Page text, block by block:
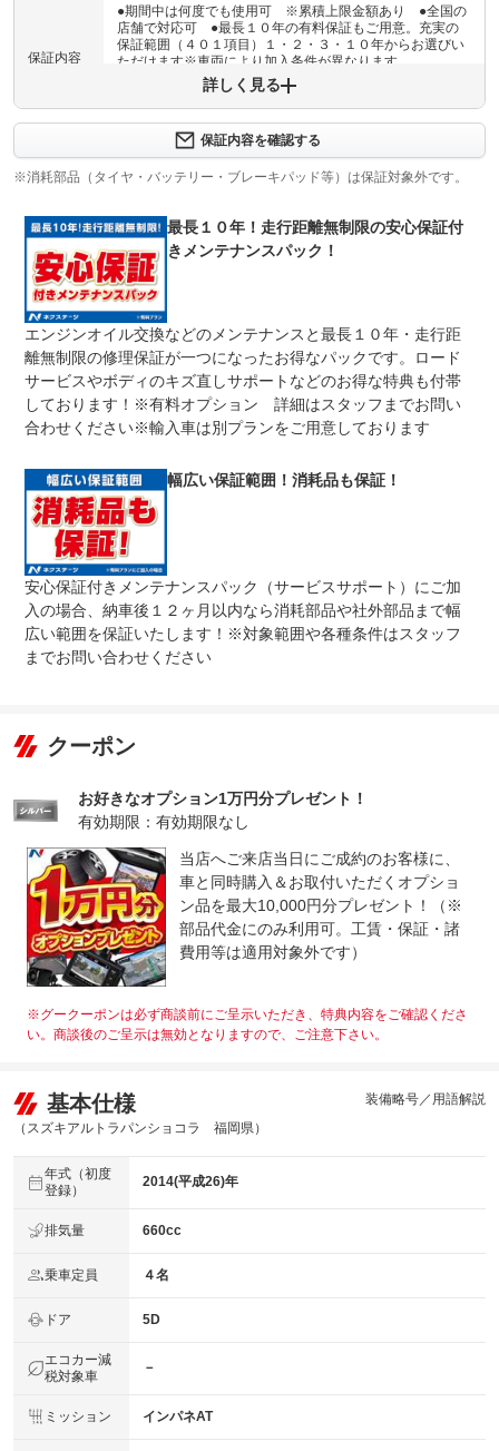
保証内容
●期間中は何度でも使用可 ※累積上限金額あり ●全国の
店舗で対応可 ●最長１０年の有料保証もご用意。充実の
保証範囲（４０１項目）１・２・３・１０年からお選びい
ただけます※車両により加入条件が異なります
保証項目
３ヶ月・３０００ｋｍ以内ならエンジン、トランスミッシ
ョン、ハイブリッド、ステアリング、ブレーキの各機構に
おける主要項目を無償修理（または交換）いたします。
修理回数 無制限
上限金額
限度額無制限
期間中は何度でも修理可能！修理金額は車両本体価格の１
００％までしっかり保証します。車両本体価格５０万円以
下の場合は５０万円まで保証します。
免責金
無し
保証修理の対象となる場合は、お客様の費用負担は一切ご
ざいません。
保証修理
受付先
全国のネクステージで受付可能！ご遠方でネクステージに
持ち込めないお客様も保証修理はお受け頂けます。詳細
法定整備
整備付 法定12ヶ月または法定24ヶ月点検整備付
※車検なし・車検整備付の場合は法定24ヶ月点検整備付
※商用車は6ヶ月または12ヶ月点検整備付
法定整備
について
１．契約後～納車までに法定点検を実施致します。 ２．
支払総額に整備代金を含んでおります。 ３．点検記録簿
が発行されます。
詳しく見る
保証内容を確認する
※消耗部品（タイヤ・バッテリー・ブレーキパッド等）は保証対象外です。
最長１０年！走行距離無制限の安心保証付
きメンテナンスパック！
エンジンオイル交換などのメンテナンスと最長１０年・走行距
離無制限の修理保証が一つになったお得なパックです。ロード
サービスやボディのキズ直しサポートなどのお得な特典も付帯
しております！※有料オプション 詳細はスタッフまでお問い
合わせください※輸入車は別プランをご用意しております
幅広い保証範囲！消耗品も保証！
安心保証付きメンテナンスパック（サービスサポート）にご加
入の場合、納車後１２ヶ月以内なら消耗部品や社外部品まで幅
広い範囲を保証いたします！※対象範囲や各種条件はスタッフ
までお問い合わせください
クーポン
お好きなオプション1万円分プレゼント！
有効期限：有効期限なし
当店へご来店当日にご成約のお客様に、
車と同時購入＆お取付いただくオプショ
ン品を最大10,000円分プレゼント！（※
部品代金にのみ利用可。工賃・保証・諸
費用等は適用対象外です）
※グークーポンは必ず商談前にご呈示いただき、特典内容をご確認くださ
い。商談後のご呈示は無効となりますので、ご注意下さい。
基本仕様
（スズキアルトラパンショコラ 福岡県）
装備略号／用語解説
年式（初度
登録）
2014(平成26)年
排気量 660cc
乗車定員 ４名
ドア 5D
エコカー減
税対象車
－
ミッション インパネAT